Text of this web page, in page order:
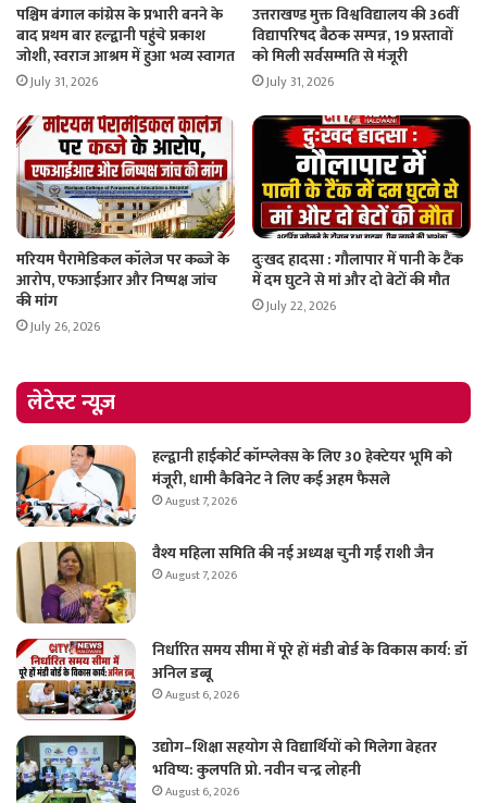
पश्चिम बंगाल कांग्रेस के प्रभारी बनने के
बाद प्रथम बार हल्द्वानी पहुंचे प्रकाश
जोशी, स्वराज आश्रम में हुआ भव्य स्वागत
July 31, 2026
उत्तराखण्ड मुक्त विश्वविद्यालय की 36वीं
विद्यापरिषद बैठक सम्पन्न, 19 प्रस्तावों
को मिली सर्वसम्मति से मंजूरी
July 31, 2026
मरियम पैरामेडिकल कॉलेज पर कब्जे के
आरोप, एफआईआर और निष्पक्ष जांच
की मांग
July 26, 2026
दुःखद हादसा : गौलापार में पानी के टैंक
में दम घुटने से मां और दो बेटों की मौत
July 22, 2026
लेटेस्ट न्यूज़
हल्द्वानी हाईकोर्ट कॉम्प्लेक्स के लिए 30 हेक्टेयर भूमि को
मंजूरी, धामी कैबिनेट ने लिए कई अहम फैसले
August 7, 2026
वैश्य महिला समिति की नई अध्यक्ष चुनी गईं राशी जैन
August 7, 2026
निर्धारित समय सीमा में पूरे हों मंडी बोर्ड के विकास कार्य: डॉ
अनिल डब्बू
August 6, 2026
उद्योग–शिक्षा सहयोग से विद्यार्थियों को मिलेगा बेहतर
भविष्य: कुलपति प्रो. नवीन चन्द्र लोहनी
August 6, 2026